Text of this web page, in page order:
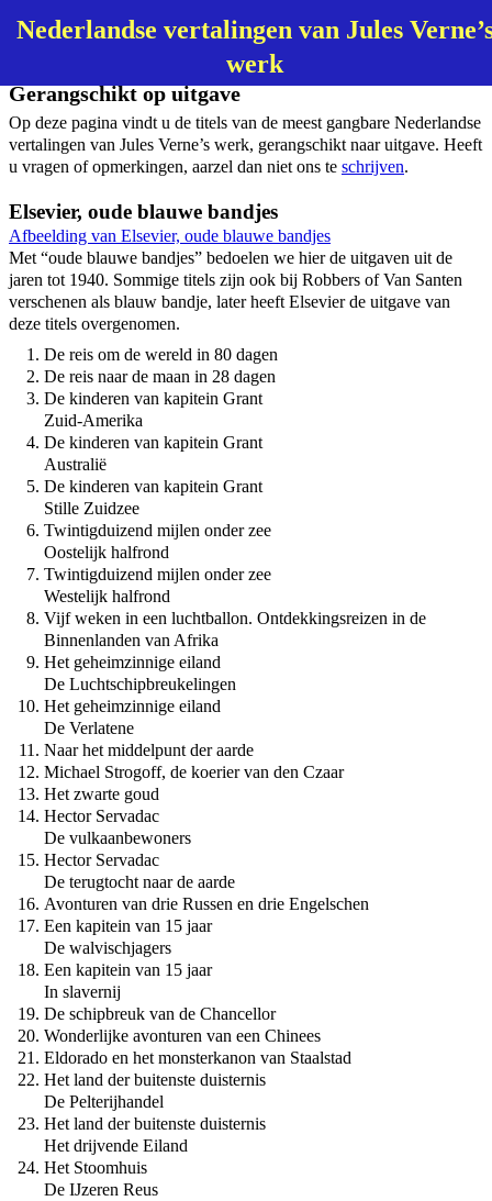
Nederlandse vertalingen van Jules
werk
Gerangschikt op uitgave
Op deze pagina vindt u de titels van de meest gangbare Nederlandse
vertalingen van Jules Verne’s werk, gerangschikt naar uitgave. Heeft
u vragen of opmerkingen, aarzel dan niet ons te schrijven.
Elsevier, oude blauwe bandjes
Afbeelding van Elsevier, oude blauwe bandjes
Met “oude blauwe bandjes” bedoelen we hier de uitgaven uit de
jaren tot 1940. Sommige titels zijn ook bij Robbers of Van Santen
verschenen als blauw bandje, later heeft Elsevier de uitgave van
deze titels overgenomen.
De reis om de wereld in 80 dagen
De reis naar de maan in 28 dagen
De kinderen van kapitein Grant
Zuid-Amerika
De kinderen van kapitein Grant
Australië
De kinderen van kapitein Grant
Stille Zuidzee
Twintigduizend mijlen onder zee
Oostelijk halfrond
Twintigduizend mijlen onder zee
Westelijk halfrond
Vijf weken in een luchtballon. Ontdekkingsreizen in de
Binnenlanden van Afrika
Het geheimzinnige eiland
De Luchtschipbreukelingen
Het geheimzinnige eiland
De Verlatene
Naar het middelpunt der aarde
Michael Strogoff, de koerier van den Czaar
Het zwarte goud
Hector Servadac
De vulkaanbewoners
Hector Servadac
De terugtocht naar de aarde
Avonturen van drie Russen en drie Engelschen
Een kapitein van 15 jaar
De walvischjagers
Een kapitein van 15 jaar
In slavernij
De schipbreuk van de Chancellor
Wonderlijke avonturen van een Chinees
Eldorado en het monsterkanon van Staalstad
Het land der buitenste duisternis
De Pelterijhandel
Het land der buitenste duisternis
Het drijvende Eiland
Het Stoomhuis
De IJzeren Reus